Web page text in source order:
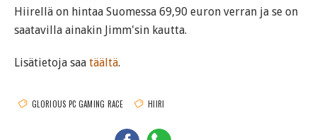
Hiirellä on hintaa Suomessa 69,90 euron verran ja se on
saatavilla ainakin Jimm'sin kautta.
Lisätietoja saa täältä.
GLORIOUS PC GAMING RACE HIIRI